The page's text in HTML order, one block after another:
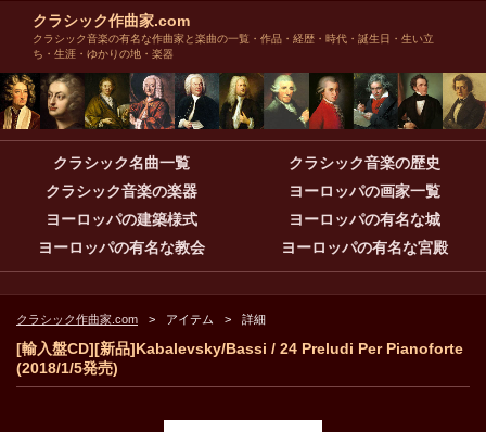
クラシック作曲家.com
クラシック音楽の有名な作曲家と楽曲の一覧・作品・経歴・時代・誕生日・生い立
ち・生涯・ゆかりの地・楽器
クラシック名曲一覧
クラシック音楽の歴史
クラシック音楽の楽器
ヨーロッパの画家一覧
ヨーロッパの建築様式
ヨーロッパの有名な城
ヨーロッパの有名な教会
ヨーロッパの有名な宮殿
クラシック作曲家.com アイテム 詳細
[輸入盤CD][新品]Kabalevsky/Bassi / 24 Preludi Per Pianoforte
(2018/1/5発売)